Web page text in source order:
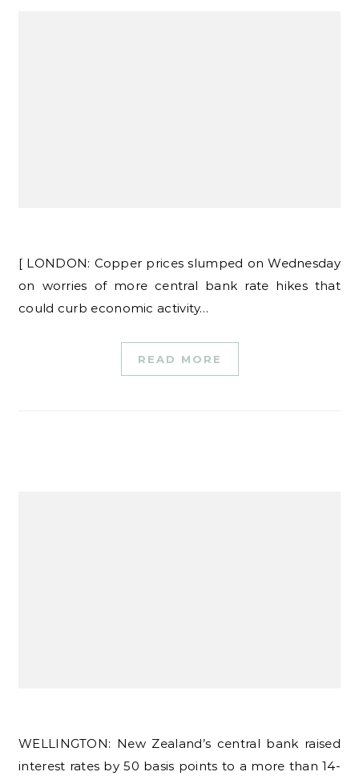
[ LONDON: Copper prices slumped on Wednesday
on worries of more central bank rate hikes that
could curb economic activity…
READ MORE
WELLINGTON: New Zealand’s central bank raised
interest rates by 50 basis points to a more than 14-